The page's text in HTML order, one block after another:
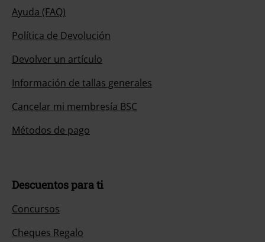
Ayuda (FAQ)
Política de Devolución
Devolver un artículo
Información de tallas generales
Cancelar mi membresía BSC
Métodos de pago
Descuentos para ti
Concursos
Cheques Regalo